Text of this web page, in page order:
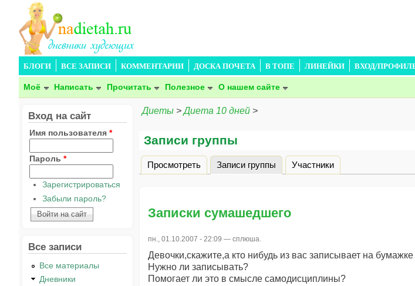
БЛОГИ ВСЕ ЗАПИСИ КОММЕНТАРИИ ДОСКА ПОЧЕТА В ТОПЕ ЛИНЕЙКИ ВХОД/
Моё Написать Прочитать Полезное О нашем сайте
Диеты >Диета 10 дней >
Записи группы
Главные вкладки
Просмотреть Записи группы (активная вкладка)
Участники
Записки сумашедшего
пн., 01.10.2007 - 22:09 — сплюша.
Девочки,скажите,а кто нибудь из вас записывает на
Нужно ли записывать?
Помогает ли это в смысле самодисциплины?
Вход на сайт
Имя пользователя *
Пароль *
Зарегистрироваться
Забыли пароль?
Все записи
Все материалы
Дневники